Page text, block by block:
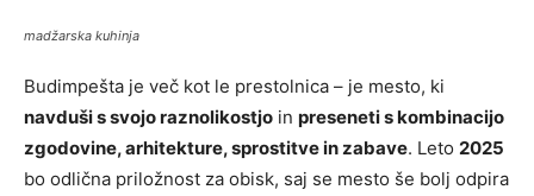
madžarska kuhinja
Budimpešta je več kot le prestolnica – je mesto, ki
navduši s svojo raznolikostjo in preseneti s kombinacijo
zgodovine, arhitekture, sprostitve in zabave. Leto 2025
bo odlična priložnost za obisk, saj se mesto še bolj odpira